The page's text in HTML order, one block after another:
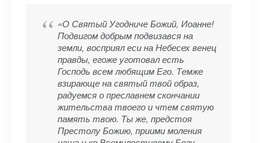
«О Святый Угодниче Божий, Иоанне!
Подвигом добрым подвизався на
земли, восприял еси на Небесех венец
правды, егоже уготовал есть
Господь всем любящим Его. Темже
взирающе на святый твой образ,
радуемся о преславнем скончании
жительства твоего и чтем святую
память твою. Ты же, предстоя
Престолу Божию, приими моления